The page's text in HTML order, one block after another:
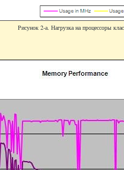
Рисунок 2-а. Нагрузка на процессоры